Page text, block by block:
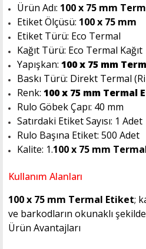
Ürün Adı: 100 x 75 mm
Etiket Ölçüsü: 100 x 75 mm
Etiket Türü: Eco Termal
Kağıt Türü: Eco Termal Kağıt
Yapışkan:100 x 75 mm
Baskı Türü: Direkt Termal
Renk:100 x 75 mm Termal
Rulo Göbek Çapı: 40 mm
Satırdaki Etiket Sayısı: 1 Adet
Rulo Başına Etiket: 500 Adet
Kalite: 1.100 x 75 mm
Kullanım Alanları
100 x 75 mm Termal Etiket;
ve barkodların okunaklı
Ürün Avantajları